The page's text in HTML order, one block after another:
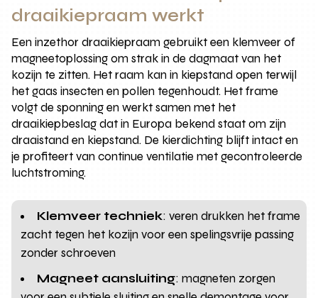
draaikiepraam werkt
Een inzethor draaikiepraam gebruikt een klemveer of
magneetoplossing om strak in de dagmaat van het
kozijn te zitten. Het raam kan in kiepstand open terwijl
het gaas insecten en pollen tegenhoudt. Het frame
volgt de sponning en werkt samen met het
draaikiepbeslag dat in Europa bekend staat om zijn
draaistand en kiepstand. De kierdichting blijft intact en
je profiteert van continue ventilatie met gecontroleerde
luchtstroming.
Klemveer techniek: veren drukken het frame
zacht tegen het kozijn voor een spelingsvrije passing
zonder schroeven
Magneet aansluiting: magneten zorgen